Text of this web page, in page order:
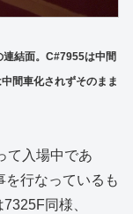
結面。C#7955は中間
間車化されずそのまま
て入場中であ
を行なっているも
同様、